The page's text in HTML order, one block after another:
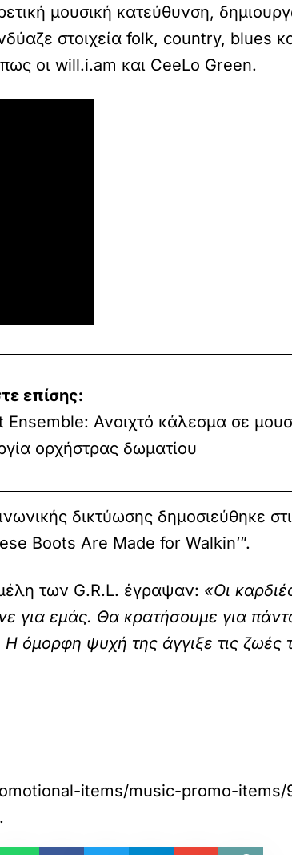
μουσική κατεύθυνση,
στοιχεία folk, country, blues
οι will.i.am και CeeLo Green.
επίσης:
Ensemble: Ανοιχτό κάλεσμα σε
ορχήστρας δωματίου
δικτύωσης δημοσιεύθηκε
Boots Are Made for Walkin’”.
των G.R.L. έγραψαν: «Οι
για εμάς. Θα κρατήσουμε για
όμορφη ψυχή της άγγιξε τις
items/music-promo-
.